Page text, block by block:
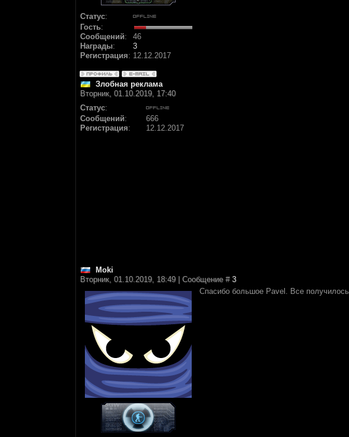
Статус:
Гость:
Сообщений:
46
Награды:
3
Регистрация: 12.12.2017
Злобная реклама
Вторник, 01.10.2019, 17:40
Статус:
Сообщений:
666
Регистрация: 12.12.2017
Moki
Вторник, 01.10.2019, 18:49 | Сообщение # 3
Спасибо большое Pavel. Все получилось